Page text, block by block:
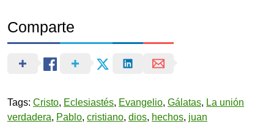
Comparte
Tags: Cristo, Eclesiastés, Evangelio, Gálatas, La unión
verdadera, Pablo, cristiano, dios, hechos, juan